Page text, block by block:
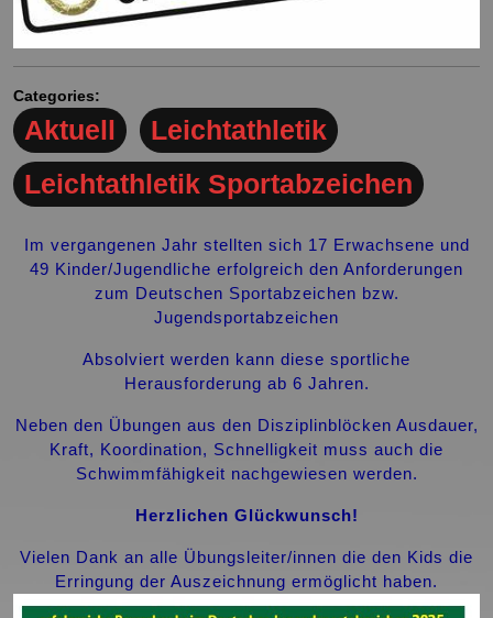
Categories:
Aktuell
Leichtathletik
Leichtathletik Sportabzeichen
Im vergangenen Jahr stellten sich 17 Erwachsene und
49 Kinder/Jugendliche erfolgreich den Anforderungen
zum Deutschen Sportabzeichen bzw.
Jugendsportabzeichen
Absolviert werden kann diese sportliche
Herausforderung ab 6 Jahren.
Neben den Übungen aus den Disziplinblöcken Ausdauer,
Kraft, Koordination, Schnelligkeit muss auch die
Schwimmfähigkeit nachgewiesen werden.
Herzlichen Glückwunsch!
Vielen Dank an alle Übungsleiter/innen die den Kids die
Erringung der Auszeichnung ermöglicht haben.